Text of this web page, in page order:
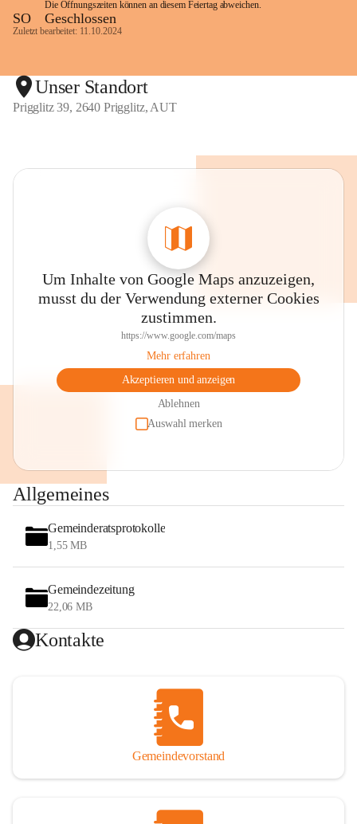
Die Öffnungszeiten können an diesem Feiertag abweichen.
SO Geschlossen
Zuletzt bearbeitet: 11.10.2024
Unser Standort
Prigglitz 39, 2640 Prigglitz, AUT
Um Inhalte von Google Maps anzuzeigen,
musst du der Verwendung externer Cookies
zustimmen.
https://www.google.com/maps
Mehr erfahren
Akzeptieren und anzeigen
Ablehnen
Auswahl merken
Allgemeines
Gemeinderatsprotokolle
1,55 MB
Gemeindezeitung
22,06 MB
Kontakte
Gemeindevorstand